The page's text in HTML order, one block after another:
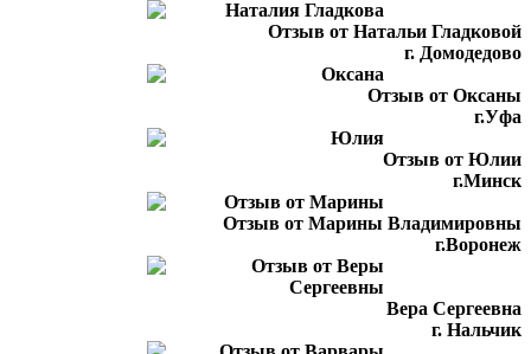
Отзыв от Натальи Гладковой
г. Домодедово
Отзыв от Оксаны
г.Уфа
Отзыв от Юлии
г.Минск
Отзыв от Марины Владимировны
г.Воронеж
Вера Сергеевна
г. Нальчик